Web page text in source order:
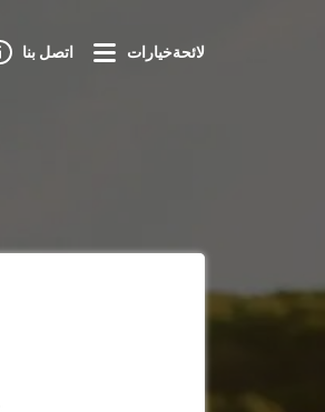
اتصل بنا لائحةخيارات